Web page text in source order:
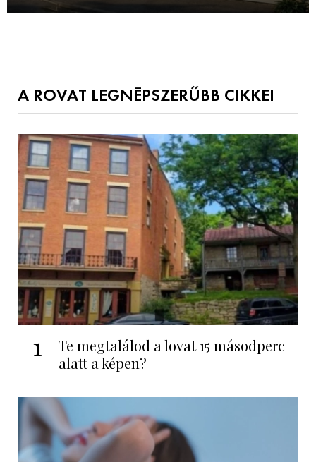
A ROVAT LEGNÉPSZERŰBB CIKKEI
1
Te megtalálod a lovat 15 másodperc
alatt a képen?